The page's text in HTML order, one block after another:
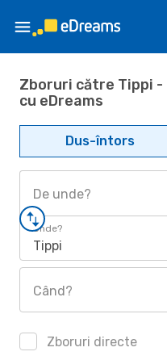
Zboruri către Tippi
cu eDreams
Dus-întors
De unde?
Unde?
Tippi
Când?
Zboruri directe